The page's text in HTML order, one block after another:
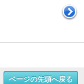
ページの先頭へ戻る